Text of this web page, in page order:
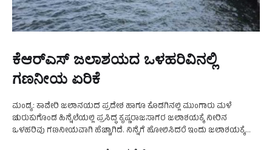
ಕೆಆರ್‌ಎಸ್‌ ಜಲಾಶಯದ ಒಳಹರಿವಿನಲ್ಲಿ
ಗಣನೀಯ ಏರಿಕೆ
ಮಂಡ್ಯ: ಕಾವೇರಿ ಜಲಾನಯದ ಪ್ರದೇಶ ಹಾಗೂ ಕೊಡಗಿನಲ್ಲಿ ಮುಂಗಾರು ಮಳೆ
ಚುರುಕುಗೊಂಡ ಹಿನ್ನೆಲೆಯಲ್ಲಿ ಪ್ರಸಿದ್ಧ ಕೃಷ್ಣರಾಜಸಾಗರ ಜಲಾಶಯಕ್ಕೆ ನೀರಿನ
ಒಳಹರಿವು ಗಣನೀಯವಾಗಿ ಹೆಚ್ಚಾಗಿದೆ. ನಿನ್ನೆಗೆ ಹೋಲಿಸಿದರೆ ಇಂದು ಜಲಾಶಯಕ್ಕೆ